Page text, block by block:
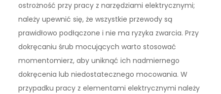
ostrożność przy pracy z narzędziami elektrycznymi;
należy upewnić się, że wszystkie przewody są
prawidłowo podłączone i nie ma ryzyka zwarcia. Przy
dokręcaniu śrub mocujących warto stosować
momentomierz, aby uniknąć ich nadmiernego
dokręcenia lub niedostatecznego mocowania. W
przypadku pracy z elementami elektrycznymi należy